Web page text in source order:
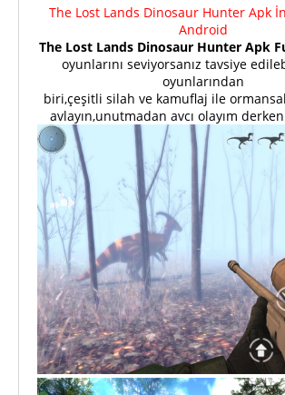
The Lost Lands Dinosaur Hunter Apk
Android
The Lost Lands Dinosaur Hunter Apk
oyunlarını seviyorsanız tavsiye
oyunlarından
biri,çeşitli silah ve kamuflaj ile
avlayın,unutmadan avcı olayım